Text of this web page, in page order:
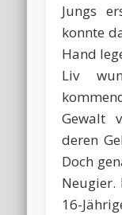
Jungs
konnte
Hand
Liv
Gewalt
deren
Doch
Neugier.
16-